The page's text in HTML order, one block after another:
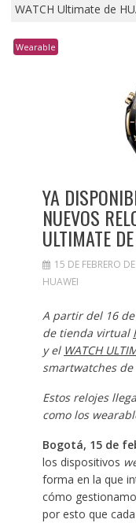
WATCH Ultimate de
Wearable
YA
NUEVOS
ULTIMATE
15 DE FEBRERO
HUAWEI
A partir del 16
de tienda virtual
y el WATCH
smartwatches de
Estos relojes
como los
Bogotá, 15 de
los dispositivos
forma en la que
cómo
por esto que